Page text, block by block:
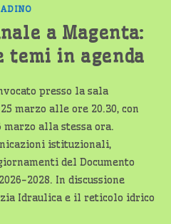
a Magenta:
temi in agenda
presso la sala
marzo alle ore 20.30, con
marzo alla stessa ora.
istituzionali,
del Documento
2028. In discussione
Idraulica e il reticolo idrico